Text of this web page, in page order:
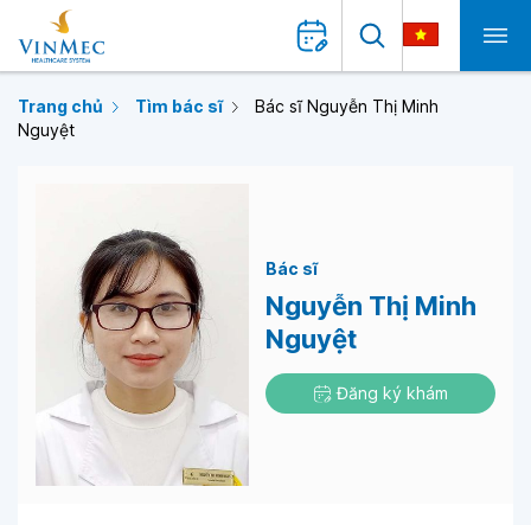
Trang chủ Tìm bác sĩ
Bác sĩ Nguyễn Thị Minh
Nguyệt
Bác sĩ
Nguyễn Thị Minh
Nguyệt
Đăng ký khám